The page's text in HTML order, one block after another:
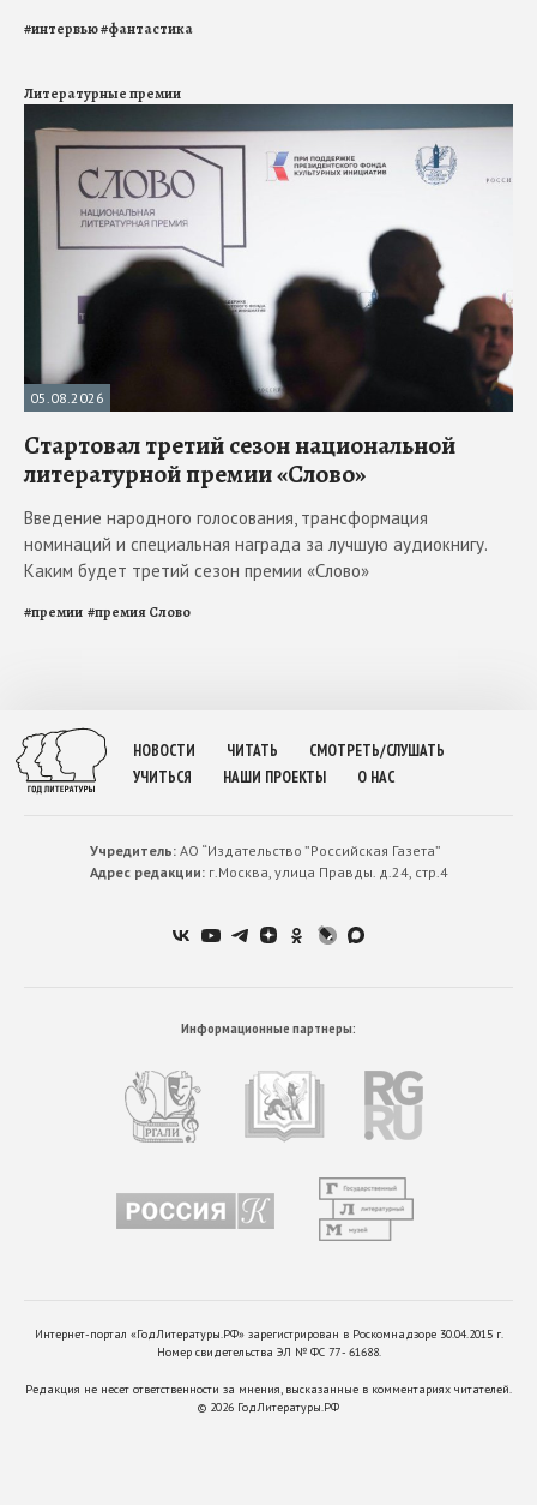
#интервью#фантастика
Литературные премии
05.08.2026
Стартовал третий сезон национальной
литературной премии «Слово»
Введение народного голосования, трансформация
номинаций и специальная награда за лучшую аудиокнигу.
Каким будет третий сезон премии «Слово»
#премии #премия Слово
НОВОСТИ ЧИТАТЬ
СМОТРЕТЬ/СЛУШАТЬ
УЧИТЬСЯ
НАШИ ПРОЕКТЫ О НАС
Учредитель:АО “Издательство ”Российская Газета”
Адрес редакции:г.Москва, улица Правды. д.24, стр.4
Информационные партнеры:
Интернет-портал «ГодЛитературы.РФ» зарегистрирован в Роскомнадзоре 30.04.2015 г.
Номер свидетельства ЭЛ № ФС 77 - 61688.
Редакция не несет ответственности за мнения, высказанные в комментариях читателей.
© 2026 ГодЛитературы.РФ